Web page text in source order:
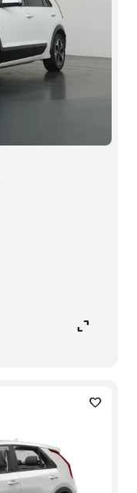
expand_content
favorite